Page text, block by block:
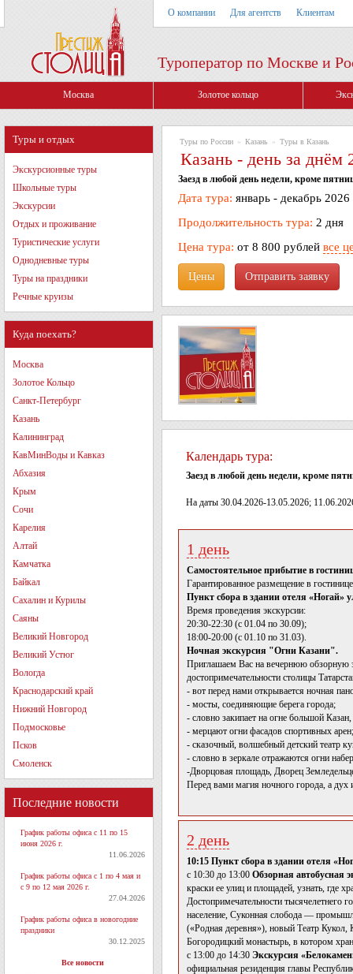
О компании Для агентств Клиентам
Туроператор по Москве и
Москва Золотое кольцо
Туры и отдых
Экскурсионные туры
Школьные туры
Экскурсии
Отдых и проживание
Туристические услуги
Однодневные туры
Туры на праздники
Речные круизы
Куда поехать?
Москва
Золотое Кольцо
Санкт-Петербург
Казань
Калининград
КавМинВоды и Кавказ
Абхазия
Крым
Сочи
Карелия
Алтай
Камчатка
Байкал
Сахалин и Курилы
Саяны
Великий Новгород
Великий Устюг
Вологда
Краснодарский край
Нижний Новгород
Подмосковье
Псков
Смоленск
Последние новости
График работы офиса с 11 по 15
июня 2026 г.
11.06.2026
График работы офиса с 1 по 4 мая и
с 9 по 12 мая 2026 г.
27.04.2026
График работы офиса в новогодние
праздники
30.12.2025
Все новости
Туры по России » Казань » Туры в Казань
Казань - день за днём
Заезд в любой день недели, кроме
Дата тура: январь - декабрь 2026
Продолжительность тура: 2 дня
Цена тура: от 8 800 рублей все
Цены
Календарь тура:
Заезд в любой день недели, кроме
На даты 30.04.2026-13.05.2026;
1 день
Самостоятельное прибытие в
Гарантированное размещение в
Пункт сбора в здании отеля «Ногай»
Время проведения экскурсии:
20:30-22:30 (с 01.04 по 30.09);
18:00-20:00 (с 01.10 по 31.03).
Ночная экскурсия "Огни Казани".
Приглашаем Вас на вечернюю обзорную
достопримечательности столицы
- вот перед нами открывается ночная
- мосты, соединяющие берега города;
- словно закипает на огне большой
- мерцают огни фасадов спортивных арен;
- сказочный, волшебный детский театр
- словно в зеркале отражаются огни
-Дворцовая площадь, Дворец
Перед вами магия ночного города, а дух
2 день
10:15 Пункт сбора в здании отеля
с 10:30 до 13:00 Обзорная автобусная
краски ее улиц и площадей, узнать, где
Достопримечательности тысячелетнего
население, Суконная слобода —
(«Родная деревня»), новый Театр
Богородицкий монастырь, в котором
с 13:00 до 14:30 Экскурсия
официальная резиденция главы